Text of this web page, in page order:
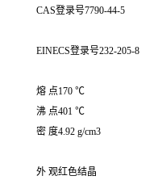
CAS登录号7790-44-5
EINECS登录号232-205-8
熔 点170 ℃
沸 点401 ℃
密 度4.92 g/cm3
外 观红色结晶